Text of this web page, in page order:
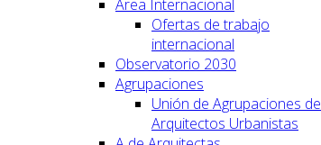
Área Internacional
Ofertas de trabajo
internacional
Observatorio 2030
Agrupaciones
Unión de Agrupaciones de
Arquitectos Urbanistas